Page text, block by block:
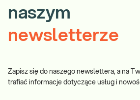
naszym
newsletterze
Zapisz się do naszego newslettera, a na
trafiać informacje dotyczące usług i